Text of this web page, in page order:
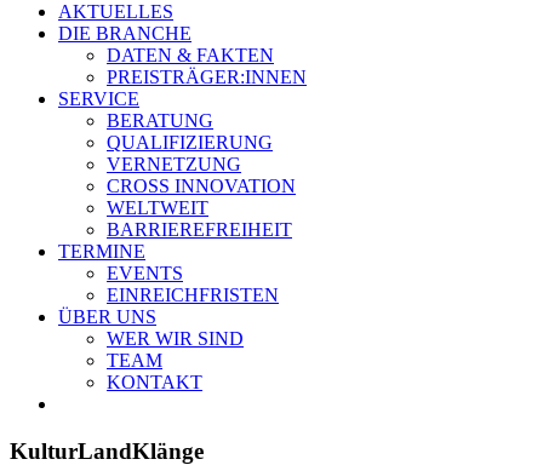
AKTUELLES
DIE BRANCHE
DATEN & FAKTEN
PREISTRÄGER:INNEN
SERVICE
BERATUNG
QUALIFIZIERUNG
VERNETZUNG
CROSS INNOVATION
WELTWEIT
BARRIEREFREIHEIT
TERMINE
EVENTS
EINREICHFRISTEN
ÜBER UNS
WER WIR SIND
TEAM
KONTAKT
KulturLandKlänge